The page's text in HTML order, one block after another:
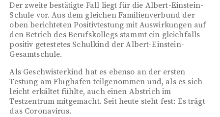
Der zweite bestätigte Fall liegt für die Albert-Einstein-
Schule vor. Aus dem gleichen Familienverbund der
oben berichteten Positivtestung mit Auswirkungen auf
den Betrieb des Berufskollegs stammt ein gleichfalls
positiv getestetes Schulkind der Albert-Einstein-
Gesamtschule.
Als Geschwisterkind hat es ebenso an der ersten
Testung am Flughafen teilgenommen und, als es sich
leicht erkältet fühlte, auch einen Abstrich im
Testzentrum mitgemacht. Seit heute steht fest: Es trägt
das Coronavirus.